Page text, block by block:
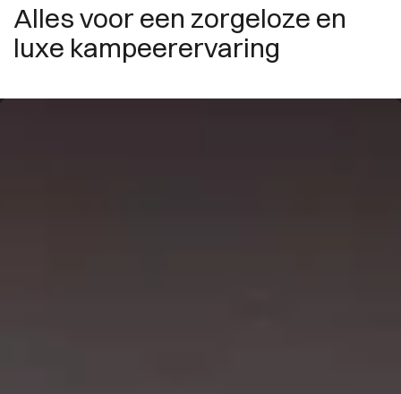
Alles voor een zorgeloze en
luxe kampeerervaring